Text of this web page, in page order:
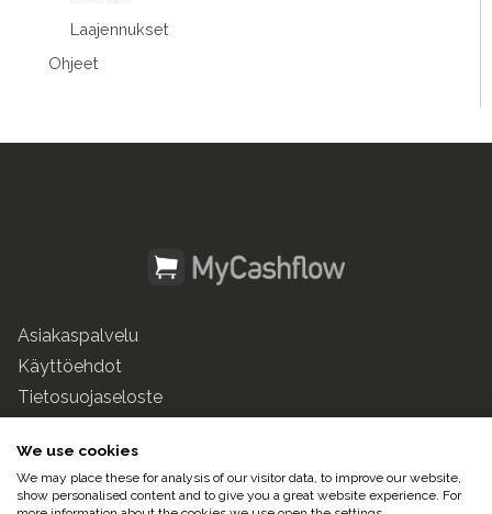
Laajennukset
Ohjeet
Asiakaspalvelu
Käyttöehdot
Tietosuojaseloste
© 2025 Pulse247 Oy. Kaikki oikeudet pidätetään.
We use cookies
We may place these for analysis of our visitor data, to improve our website,
show personalised content and to give you a great website experience. For